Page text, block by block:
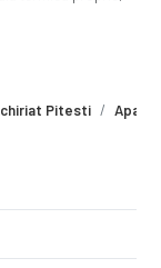
Pitesti
Trivale
si